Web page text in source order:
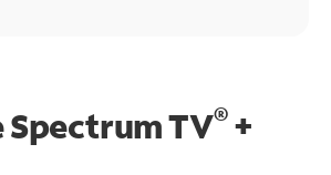
Spectrum TV®+